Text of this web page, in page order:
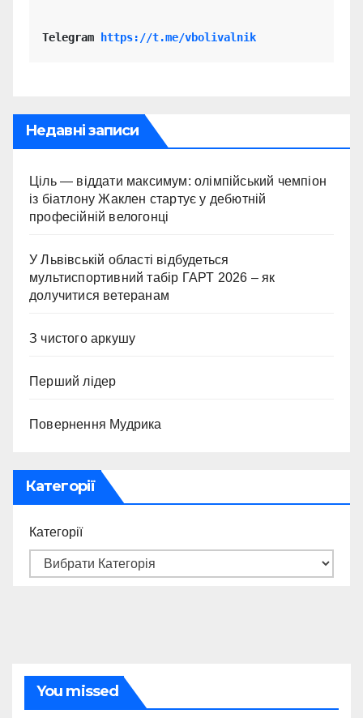
Telegram https://t.me/vbolivalnik
Недавні записи
Ціль — віддати максимум: олімпійський чемпіон
із біатлону Жаклен стартує у дебютній
професійній велогонці
У Львівській області відбудеться
мультиспортивний табір ГАРТ 2026 – як
долучитися ветеранам
З чистого аркушу
Перший лідер
Повернення Мудрика
Категорії
Категорії
You missed